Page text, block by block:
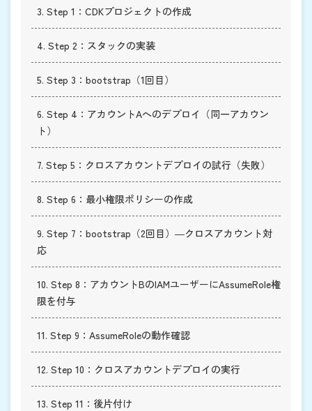
3. Step 1：CDKプロジェクトの作成
4. Step 2：スタックの実装
5. Step 3：bootstrap（1回目）
6. Step 4：アカウントAへのデプロイ（同一アカウン
ト）
7. Step 5：クロスアカウントデプロイの試行（失敗）
8. Step 6：最小権限ポリシーの作成
9. Step 7：bootstrap（2回目）―クロスアカウント対
応
10. Step 8：アカウントBのIAMユーザーにAssumeRole権
限を付与
11. Step 9：AssumeRoleの動作確認
12. Step 10：クロスアカウントデプロイの実行
13. Step 11：後片付け